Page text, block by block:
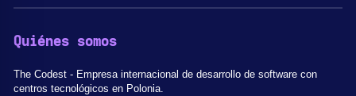
Quiénes somos
The Codest - Empresa internacional de desarrollo de software con
centros tecnológicos en Polonia.